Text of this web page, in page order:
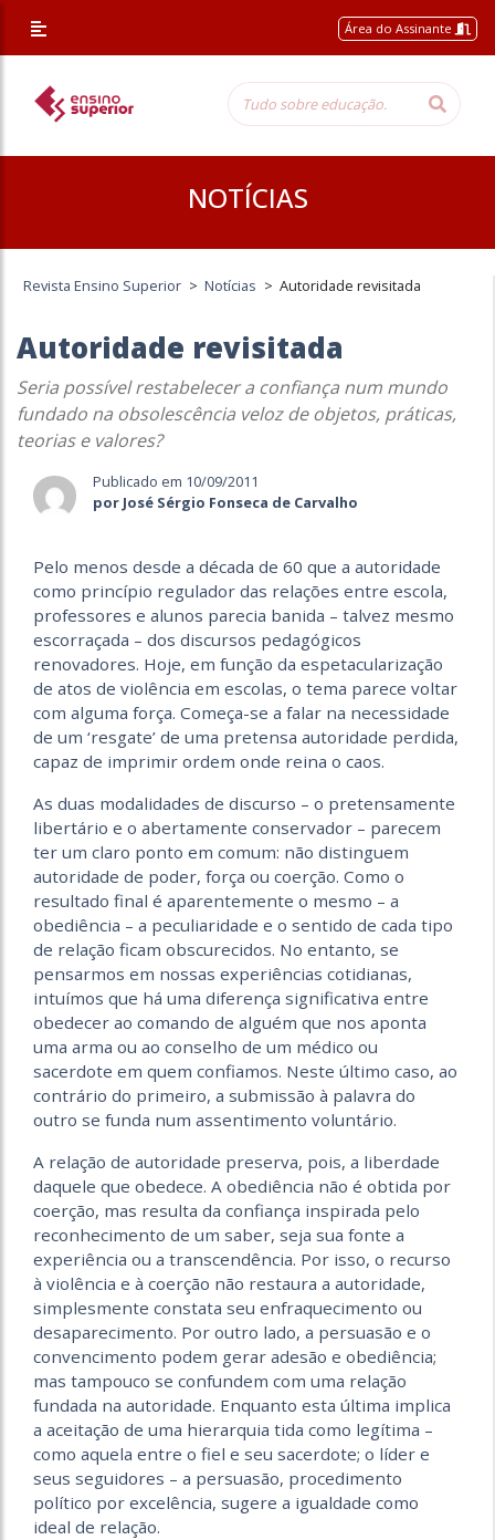
Área do Assinante
NOTÍCIAS
Revista Ensino Superior > Notícias > Autoridade revisitada
Autoridade revisitada
Seria possível restabelecer a confiança num mundo
fundado na obsolescência veloz de objetos, práticas,
teorias e valores?
Publicado em 10/09/2011
por José Sérgio Fonseca de Carvalho
Pelo menos desde a década de 60 que a autoridade
como princípio regulador das relações entre escola,
professores e alunos parecia banida – talvez mesmo
escorraçada – dos discursos pedagógicos
renovadores. Hoje, em função da espetacularização
de atos de violência em escolas, o tema parece voltar
com alguma força. Começa-se a falar na necessidade
de um ‘resgate’ de uma pretensa autoridade perdida,
capaz de imprimir ordem onde reina o caos.
As duas modalidades de discurso – o pretensamente
libertário e o abertamente conservador – parecem
ter um claro ponto em comum: não distinguem
autoridade de poder, força ou coerção. Como o
resultado final é aparentemente o mesmo – a
obediência – a peculiaridade e o sentido de cada tipo
de relação ficam obscurecidos. No entanto, se
pensarmos em nossas experiências cotidianas,
intuímos que há uma diferença significativa entre
obedecer ao comando de alguém que nos aponta
uma arma ou ao conselho de um médico ou
sacerdote em quem confiamos. Neste último caso, ao
contrário do primeiro, a submissão à palavra do
outro se funda num assentimento voluntário.
A relação de autoridade preserva, pois, a liberdade
daquele que obedece. A obediência não é obtida por
coerção, mas resulta da confiança inspirada pelo
reconhecimento de um saber, seja sua fonte a
experiência ou a transcendência. Por isso, o recurso
à violência e à coerção não restaura a autoridade,
simplesmente constata seu enfraquecimento ou
desaparecimento. Por outro lado, a persuasão e o
convencimento podem gerar adesão e obediência;
mas tampouco se confundem com uma relação
fundada na autoridade. Enquanto esta última implica
a aceitação de uma hierarquia tida como legítima –
como aquela entre o fiel e seu sacerdote; o líder e
seus seguidores – a persuasão, procedimento
político por excelência, sugere a igualdade como
ideal de relação.